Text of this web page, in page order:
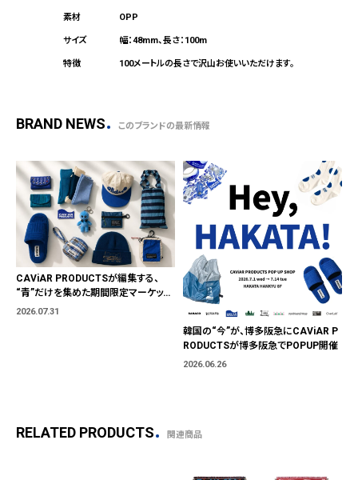
OPP
幅：48mm、長さ：100m
100メートルの長さで沢山お使いいただけます。
BRAND NEWS このブランドの最新情報
CAViAR PRODUCTSが編集する、
“青”だけを集めた期間限定マーケット
「BLUE MARKET」が横浜に。ブランド
2026.07.31
韓国の“今”が、博多阪急にCAViAR P
RODUCTSが博多阪急でPOPUP開催
2026.06.26
RELATED PRODUCTS 関連商品